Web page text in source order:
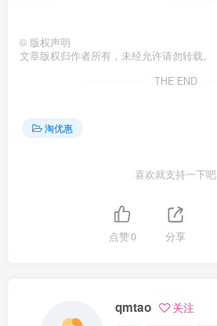
© 版权声明
文章版权归作者所有，未经允许请勿转载。
THE END
淘优惠
喜欢就支持一下吧
点赞0 分享
qmtao 关注